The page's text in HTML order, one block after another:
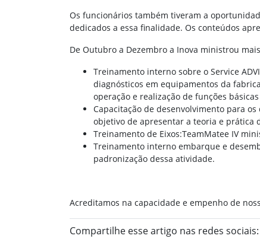
Os funcionários também tiveram a
dedicados a essa finalidade. Os conteúdos
De Outubro a Dezembro a Inova ministrou
Treinamento interno sobre o Service
diagnósticos em equipamentos da
operação e realização de funções
Capacitação de desenvolvimento para
objetivo de apresentar a teoria e prática
Treinamento de Eixos:TeamMatee IV
Treinamento interno embarque e
padronização dessa atividade.
Acreditamos na capacidade e empenho de
Compartilhe esse artigo nas redes sociais: